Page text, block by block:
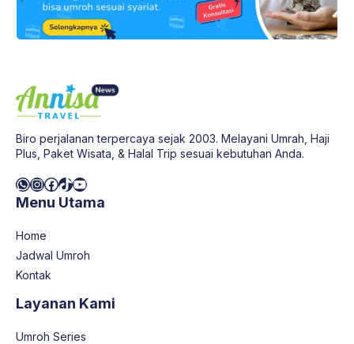
Biro perjalanan terpercaya sejak 2003. Melayani Umrah, Haji
Plus, Paket Wisata, & Halal Trip sesuai kebutuhan Anda.
WhatsApp
Instagram
Facebook
TikTok
YouTube
Menu Utama
Home
Jadwal Umroh
Kontak
Layanan Kami
Umroh Series